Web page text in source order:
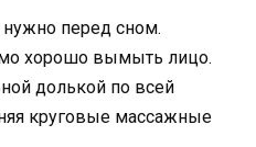
нужно перед сном.
хорошо вымыть лицо.
долькой по всей
круговые массажные